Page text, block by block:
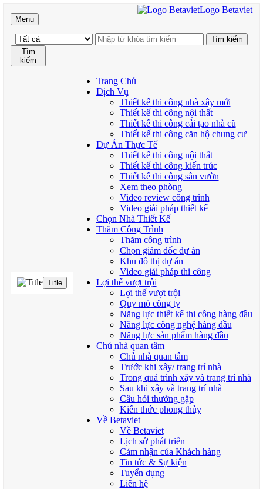
Menu
Logo Betaviet
Tìm
kiếm
Title
Trang Chủ
Dịch Vụ
Thiết kế thi công nhà xây mới
Thiết kế thi công nội thất
Thiết kế thi công cải tạo nhà cũ
Thiết kế thi công căn hộ chung cư
Dự Án Thực Tế
Thiết kế thi công nội thất
Thiết kế thi công kiến trúc
Thiết kế thi công sân vườn
Xem theo phòng
Video review công trình
Video giải pháp thiết kế
Chọn Nhà Thiết Kế
Thăm Công Trình
Thăm công trình
Chọn giám đốc dự án
Khu đô thị dự án
Video giải pháp thi công
Lợi thế vượt trội
Lợi thế vượt trội
Quy mô công ty
Năng lực thiết kế thi công hàng đầu
Năng lực công nghệ hàng đầu
Năng lực sản phẩm hàng đầu
Chủ nhà quan tâm
Chủ nhà quan tâm
Trước khi xây/ trang trí nhà
Trong quá trình xây và trang trí nhà
Sau khi xây và trang trí nhà
Câu hỏi thường gặp
Kiến thức phong thủy
Về Betaviet
Về Betaviet
Lịch sử phát triển
Cảm nhận của Khách hàng
Tin tức & Sự kiện
Tuyển dụng
Liên hệ